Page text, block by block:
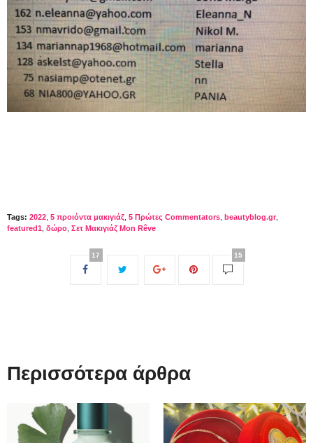
Tags: 2022 5 προιόντα μακιγιάζ 5 Πρώτες Commentators beautyblog.gr
featured1 δώρο Σετ Μακιγιάζ Mon Rêve
17 15
Περισσότερα άρθρα